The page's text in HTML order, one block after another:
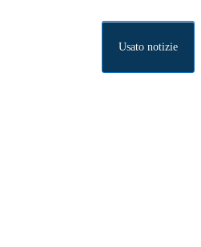
Usato notizie